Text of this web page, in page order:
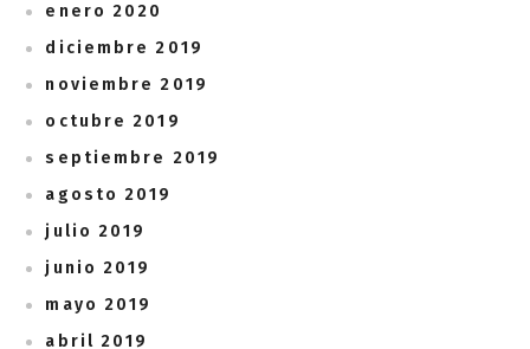
enero 2020
diciembre 2019
noviembre 2019
octubre 2019
septiembre 2019
agosto 2019
julio 2019
junio 2019
mayo 2019
abril 2019